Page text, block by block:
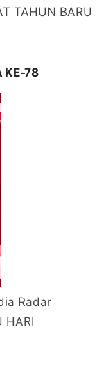
TAHUN BARU
KE-78
Radar
HARI